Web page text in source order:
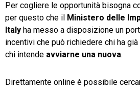
Per cogliere le opportunità bisogna
per questo che il Ministero delle
Italy ha messo a disposizione un
incentivi che può richiedere chi ha già
chi intende avviarne una nuova.
Direttamente online è possibile